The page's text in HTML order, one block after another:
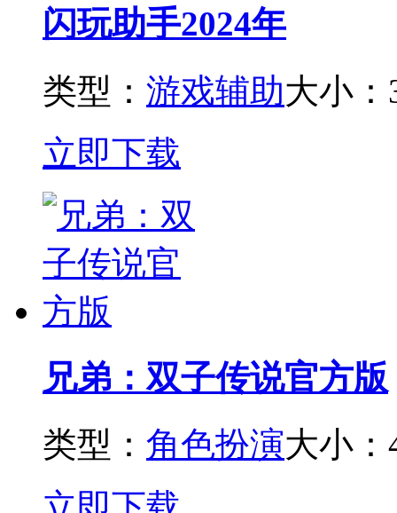
闪玩助手2024年
类型： 游戏辅助大小：
立即下载
兄弟：双子传说官方版
类型： 角色扮演大小：